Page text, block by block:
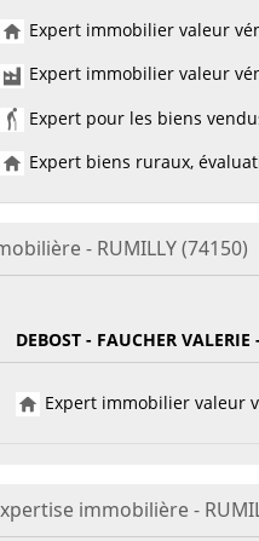
Expert immobilier valeur
Expert immobilier valeur
Expert pour les biens
Expert biens ruraux,
- RUMILLY (74150)
DEBOST - FAUCHER VALERIE
Expert immobilier valeur
immobilière -